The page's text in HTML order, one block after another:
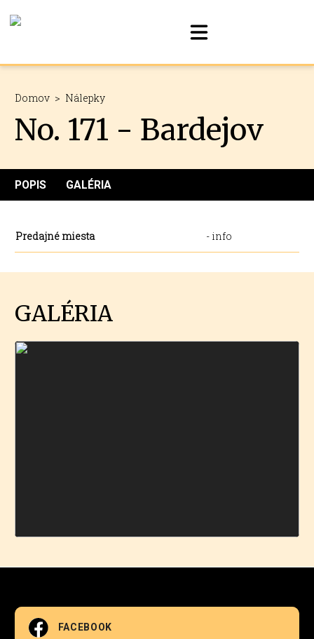
Domov > Nálepky
No. 171 - Bardejov
POPIS GALÉRIA
Predajné miesta - info
GALÉRIA
FACEBOOK